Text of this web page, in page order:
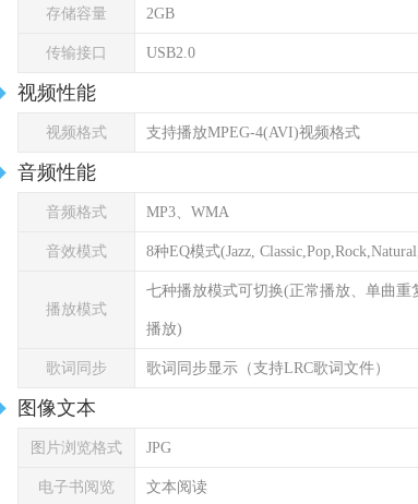
存储容量 2GB
传输接口 USB2.0
视频性能
视频格式 支持播放MPEG-4(AVI)视频格式
音频性能
音频格式 MP3、WMA
音效模式 8种EQ模式(Jazz,
播放模式
七种播放模式可切换(正常播放、单曲
播放)
歌词同步 歌词同步显示（支持LRC歌词文件）
图像文本
图片浏览格式 JPG
电子书阅览 文本阅读